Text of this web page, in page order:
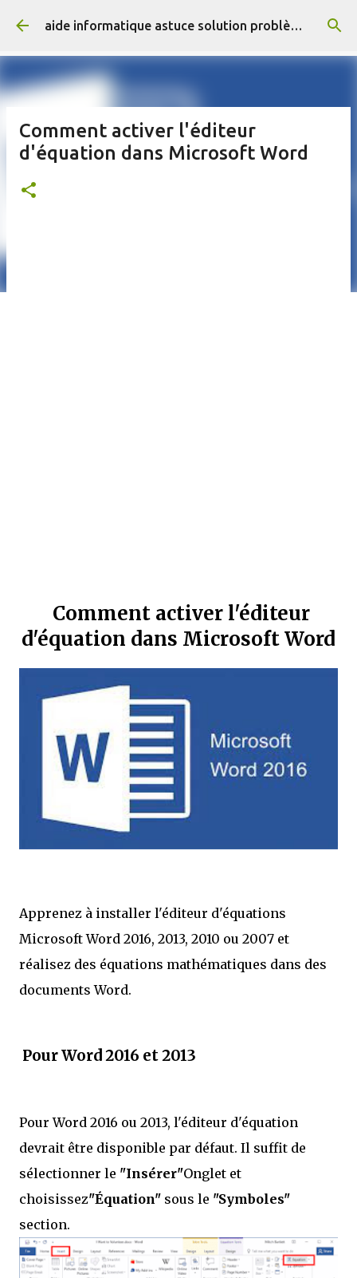
Accéder au contenu principal aide informatique astuce solution problème résolus
Comment activer l'éditeur
d'équation dans Microsoft Word
Comment activer l'éditeur
d'équation dans Microsoft Word
Apprenez à installer l'éditeur d'équations
Microsoft Word 2016, 2013, 2010 ou 2007 et
réalisez des équations mathématiques dans des
documents Word.
Pour Word 2016 et 2013
Pour Word 2016 ou 2013, l'éditeur d'équation
devrait être disponible par défaut. Il suffit de
sélectionner le "Insérer"Onglet et
choisissez"Équation" sous le "Symboles"
section.